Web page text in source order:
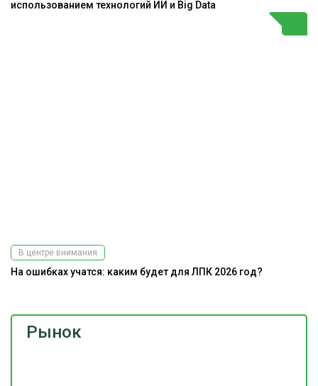
Рынок
использованием технологий ИИ и Big Data
В центре внимания
На ошибках учатся: каким будет для ЛПК 2026 год?